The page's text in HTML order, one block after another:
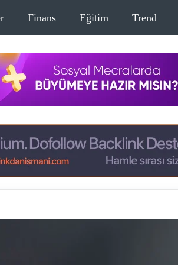
Finans Eğitim Trend